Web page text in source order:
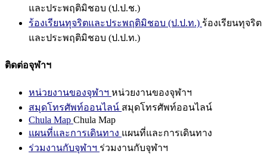
และประพฤติมิชอบ (ป.ป.ช.)
ร้องเรียนทุจริตและประพฤติมิชอบ (ป.ป.ท.) ร้องเรียนทุจริต
และประพฤติมิชอบ (ป.ป.ท.)
ติดต่อจุฬาฯ
หน่วยงานของจุฬาฯ หน่วยงานของจุฬาฯ
สมุดโทรศัพท์ออนไลน์ สมุดโทรศัพท์ออนไลน์
Chula Map Chula Map
แผนที่และการเดินทาง แผนที่และการเดินทาง
ร่วมงานกับจุฬาฯ ร่วมงานกับจุฬาฯ